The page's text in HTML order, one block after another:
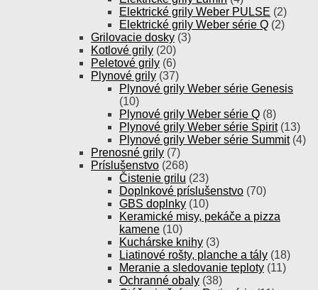
Elektrické grily Weber PULSE (2)
Elektrické grily Weber série Q (2)
Grilovacie dosky (3)
Kotlové grily (20)
Peletové grily (6)
Plynové grily (37)
Plynové grily Weber série Genesis
(10)
Plynové grily Weber série Q (8)
Plynové grily Weber série Spirit (13)
Plynové grily Weber série Summit (4)
Prenosné grily (7)
Príslušenstvo (268)
Čistenie grilu (23)
Doplnkové príslušenstvo (70)
GBS doplnky (10)
Keramické misy, pekáče a pizza
kamene (10)
Kuchárske knihy (3)
Liatinové rošty, planche a tály (18)
Meranie a sledovanie teploty (11)
Ochranné obaly (38)